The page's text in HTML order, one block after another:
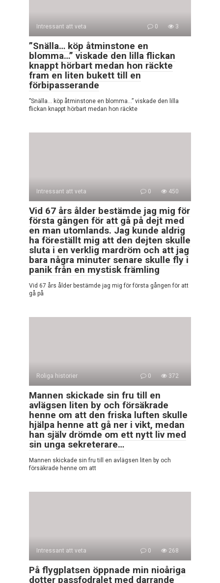
Intressant att veta 0 3
”Snälla… köp åtminstone en
blomma…” viskade den lilla flickan
knappt hörbart medan hon räckte
fram en liten bukett till en
förbipasserande
”Snälla… köp åtminstone en blomma…” viskade den lilla
flickan knappt hörbart medan hon räckte
Intressant att veta 0 450
Vid 67 års ålder bestämde jag mig för
första gången för att gå på dejt med
en man utomlands. Jag kunde aldrig
ha föreställt mig att den dejten skulle
sluta i en verklig mardröm och att jag
bara några minuter senare skulle fly i
panik från en mystisk främling
Vid 67 års ålder bestämde jag mig för första gången för att
gå på
Roliga historier 0 372
Mannen skickade sin fru till en
avlägsen liten by och försäkrade
henne om att den friska luften skulle
hjälpa henne att gå ner i vikt, medan
han själv drömde om ett nytt liv med
sin unga sekreterare…
Mannen skickade sin fru till en avlägsen liten by och
försäkrade henne om att
Intressant att veta 0 268
På flygplatsen öppnade min nioåriga
dotter passfodralet med darrande